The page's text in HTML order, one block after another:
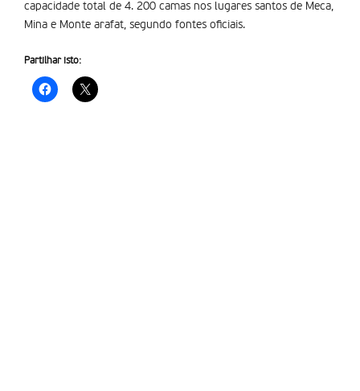
capacidade total de 4. 200 camas nos lugares santos de Meca,
Mina e Monte arafat, segundo fontes oficiais.
Partilhar isto: